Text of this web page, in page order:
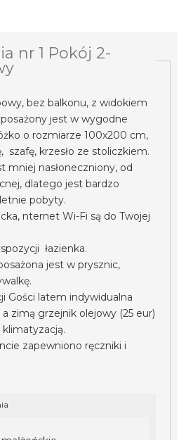
nr 1 Pokój 2-
bez balkonu, z widokiem
jest w wygodne
o rozmiarze 100x200 cm,
szafę, krzesło ze stoliczkiem.
mniej nasłoneczniony, od
dlatego jest bardzo
pobyty.
nternet Wi-Fi są do Twojej
łazienka.
jest w prysznic,
Gości latem indywidualna
zimą grzejnik olejowy (25 eur)
zapewniono ręczniki i